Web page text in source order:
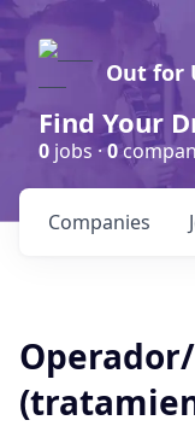
Out for
Find Your
0 jobs ·0
Companies